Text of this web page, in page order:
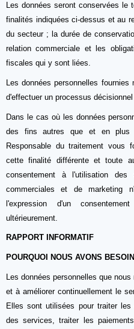
Les données seront conservées le
finalités indiquées ci-dessus et au
du secteur ; la durée de
relation commerciale et les
fiscales qui y sont liées.
Les données personnelles
d'effectuer un processus
Dans le cas où les données
des fins autres que et en plus
Responsable du traitement vous
cette finalité différente et toute
consentement à l'utilisation
commerciales et de
l'expression d'un
ultérieurement.
RAPPORT INFORMATIF
POURQUOI NOUS AVONS
Les données personnelles que
et à améliorer continuellement le
Elles sont utilisées pour traiter
des services, traiter les